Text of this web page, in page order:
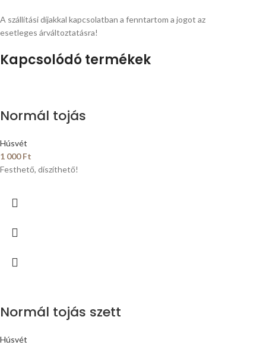
A szállítási díjakkal kapcsolatban a fenntartom a jogot az
esetleges árváltoztatásra!
Kapcsolódó termékek
Normál tojás
Húsvét
1 000Ft
Festhető, díszíthető!
Normál tojás szett
Húsvét